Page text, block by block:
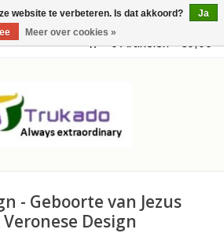
0 Artikelen - €0,00
- Geboorte van Jezus
Design
website te verbeteren. Is dat akkoord?
Ja
Meer over cookies »